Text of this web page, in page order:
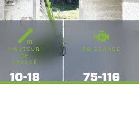
HAUTEUR
DE
LEVAGE
10-18
PUISSANCE
75-116